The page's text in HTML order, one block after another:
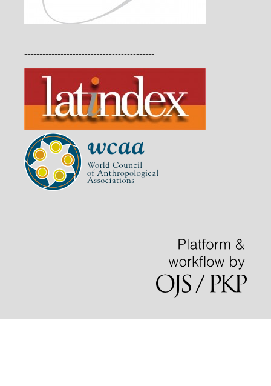
-------------------------------------------------------------------------
-------------------------------------------